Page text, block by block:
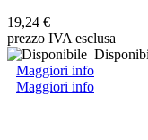
19,24 €
prezzo IVA esclusa
Maggiori info
Maggiori info